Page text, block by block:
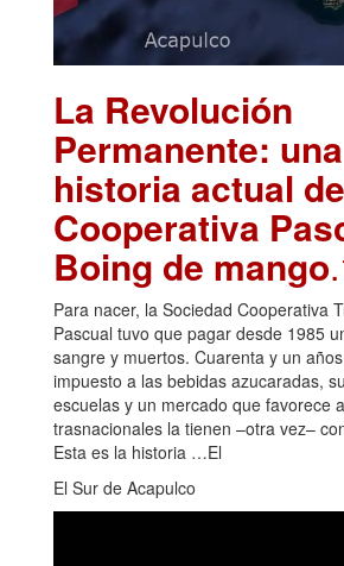
La Revolución
Permanente: una
historia actual
Cooperativa
Boing de mango
Para nacer, la Sociedad Cooperativa
Pascual tuvo que pagar desde 1985
sangre y muertos. Cuarenta y un
impuesto a las bebidas azucaradas,
escuelas y un mercado que favorece
trasnacionales la tienen –otra vez–
Esta es la historia …El
El Sur de Acapulco